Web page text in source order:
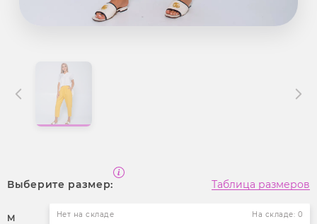
Выберите размер: Таблица размеров
M Нет на складе На складе: 0